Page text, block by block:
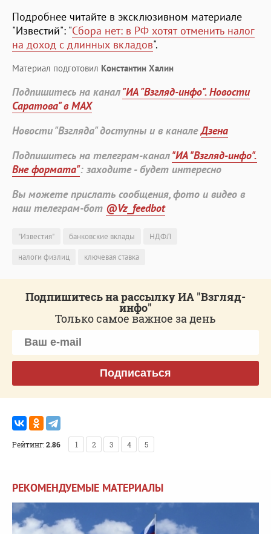
Подробнее читайте в эксклюзивном материале
"Известий": "Сбора нет: в РФ хотят отменить налог
на доход с длинных вкладов".
Материал подготовил Константин Халин
Подпишитесь на канал"ИА "Взгляд-инфо". Новости
Саратова" в MAX
Новости "Взгляда" доступны и в каналеДзена
Подпишитесь на телеграм-канал"ИА "Взгляд-инфо".
Вне формата": заходите - будет интересно
Вы можете прислать сообщения, фото и видео в
наш телеграм-бот @Vz_feedbot
"Известия" банковские вклады
НДФЛ
налоги физлиц
ключевая ставка
Подпишитесь на рассылку ИА "Взгляд-
инфо"
Только самое важное за день
Подписаться
Рейтинг:2.86 1 2 3 4 5
РЕКОМЕНДУЕМЫЕ МАТЕРИАЛЫ